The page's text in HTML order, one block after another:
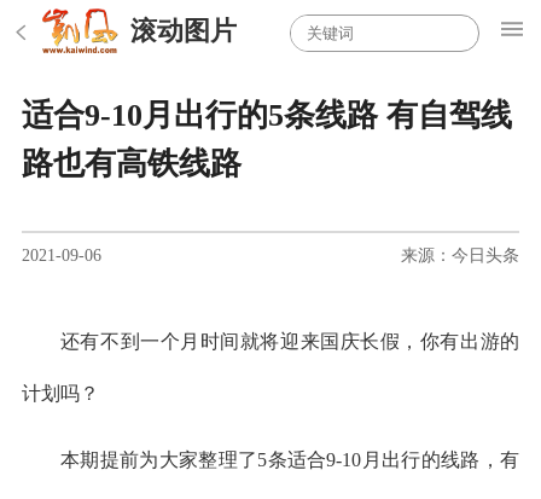
滚动图片
适合9-10月出行的5条线路 有自驾线
路也有高铁线路
2021-09-06 来源：今日头条
还有不到一个月时间就将迎来国庆长假，你有出游的
计划吗？
本期提前为大家整理了5条适合9-10月出行的线路，有